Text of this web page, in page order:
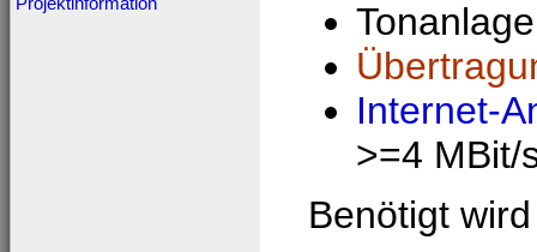
Projektinformation
Tonanlage
Internet-
>=4 MBit/
Benötigt